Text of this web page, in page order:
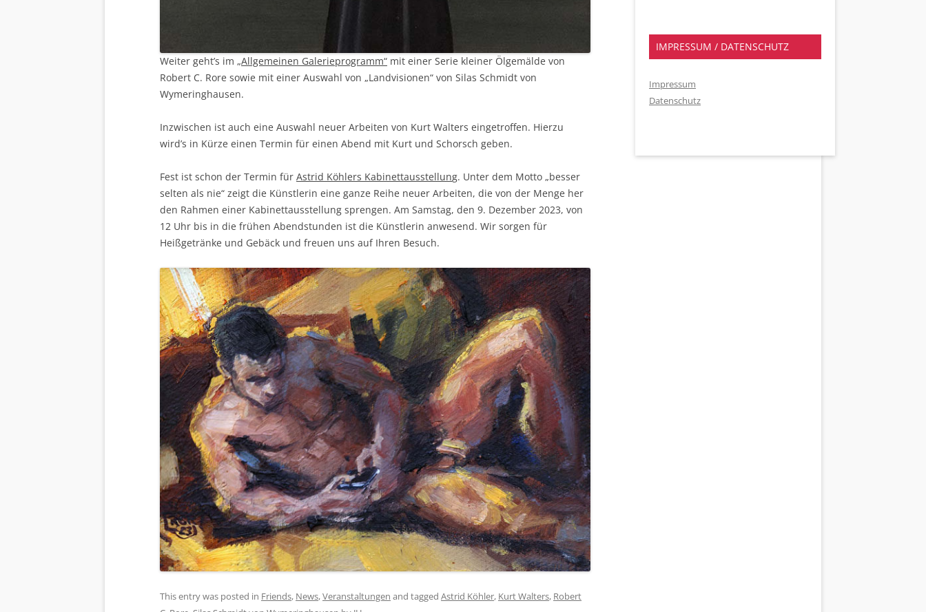
Weiter geht’s im „Allgemeinen Galerieprogramm“ mit einer Serie kleiner Ölgemälde von
Robert C. Rore sowie mit einer Auswahl von „Landvisionen“ von Silas Schmidt von
Wymeringhausen.
Inzwischen ist auch eine Auswahl neuer Arbeiten von Kurt Walters eingetroffen. Hierzu
wird’s in Kürze einen Termin für einen Abend mit Kurt und Schorsch geben.
Fest ist schon der Termin für Astrid Köhlers Kabinettausstellung. Unter dem Motto „besser
selten als nie“ zeigt die Künstlerin eine ganze Reihe neuer Arbeiten, die von der Menge her
den Rahmen einer Kabinettausstellung sprengen. Am Samstag, den 9. Dezember 2023, von
12 Uhr bis in die frühen Abendstunden ist die Künstlerin anwesend. Wir sorgen für
Heißgetränke und Gebäck und freuen uns auf Ihren Besuch.
This entry was posted in Friends, News,Veranstaltungen and tagged Astrid Köhler, Kurt Walters, Robert
IMPRESSUM / DATENSCHUTZ
Impressum
Datenschutz